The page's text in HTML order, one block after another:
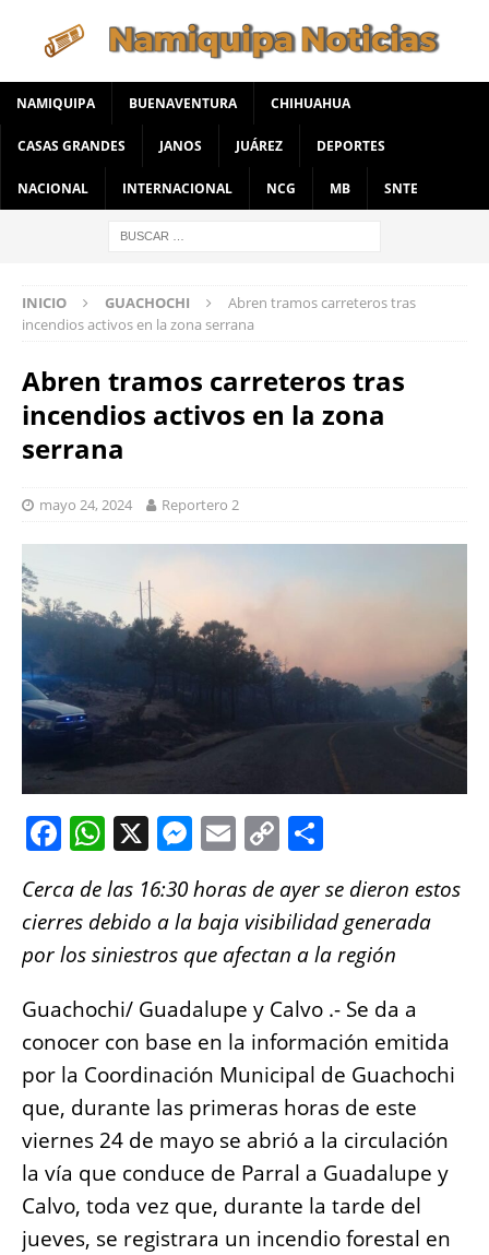
NAMIQUIPA BUENAVENTURA CHIHUAHUA
CASAS GRANDES JANOS JUÁREZ DEPORTES
NACIONAL INTERNACIONAL NCG MB SNTE
INICIO GUACHOCHI
Abren tramos carreteros tras
incendios activos en la zona serrana
Abren tramos carreteros tras
incendios activos en la zona
serrana
mayo 24, 2024 Reportero 2
F
c
e
b
o
o
k
W
h
at
s
A
p
p
X M
e
ss
e
n
g
er
E
m
ai
l
C
p
y
Li
n
k
a
re
Cerca de las 16:30 horas de ayer se dieron estos
cierres debido a la baja visibilidad generada
por los siniestros que afectan a la región
Guachochi/ Guadalupe y Calvo .- Se da a
conocer con base en la información emitida
por la Coordinación Municipal de Guachochi
que, durante las primeras horas de este
viernes 24 de mayo se abrió a la circulación
la vía que conduce de Parral a Guadalupe y
Calvo, toda vez que, durante la tarde del
jueves, se registrara un incendio forestal en